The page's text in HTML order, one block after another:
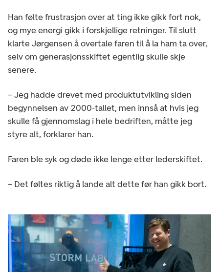
Han følte frustrasjon over at ting ikke gikk fort nok,
og mye energi gikk i forskjellige retninger. Til slutt
klarte Jørgensen å overtale faren til å la ham ta over,
selv om generasjonsskiftet egentlig skulle skje
senere.
– Jeg hadde drevet med produktutvikling siden
begynnelsen av 2000-tallet, men innså at hvis jeg
skulle få gjennomslag i hele bedriften, måtte jeg
styre alt, forklarer han.
Faren ble syk og døde ikke lenge etter lederskiftet.
– Det føltes riktig å lande alt dette før han gikk bort.